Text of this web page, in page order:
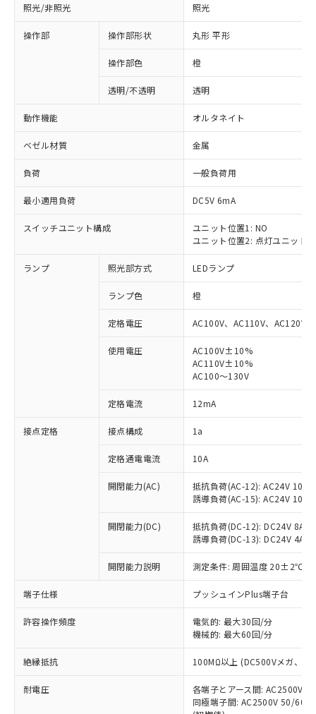
照光/非照光 照光
操作部 操作部形状 丸形 平形
操作部色 橙
透明/不透明 透明
動作機能 オルタネイト
ベゼル材質 金属
負荷 一般負荷用
最小適用負荷 DC5V 6mA
スイッチユニット構成
ユニット位置1: NO
ユニット位置2: 点灯ユニット
ランプ 照光部方式 LEDランプ
ランプ色 橙
定格電圧 AC100V、AC110V、AC120V
使用電圧
AC100V±10%
AC110V±10%
AC100～130V
定格電流 12mA
接点定格 接点構成 1a
定格通電電流 10A
開閉能力(AC)
抵抗負荷(AC-12): AC24V 10A/
誘導負荷(AC-15): AC24V
開閉能力(DC)
抵抗負荷(DC-12): DC24V 8A/
誘導負荷(DC-13): DC24V 4A/
開閉能力説明 測定条件: 周囲温度 20±2℃、
端子仕様 プッシュインPlus端子台
許容操作頻度
電気的: 最大30回/分
機械的: 最大60回/分
絶縁抵抗 100MΩ以上 (DC500Vメガ、点
耐電圧
各端子とアース間: AC2500V
同極端子間: AC2500V 50/
ご利用条件
以下の条件をお読みいただき、同意のうえ
本サービスは、当社制御機器事業取扱
商品の当社在庫状況および標準価格
(税抜)を提供させていただくもので
当社制御機器事業取扱商品の中には、
ことをご了承ください。
在庫状況および標準価格照会結果は、
記載している更新日時点での社内デー
タに基づき作成されるものであり、閲
覧された時点での実際の在庫および標
準価格とは異なる場合があることをご
対応済み：EU RoHS指令（10物質）の
非含有に対応した製品が提供可能な商品で
す。
対応予定：EU RoHS指令（10物質）の非含
有に対応した製品に切り替える予定のある
対応予定なし：EU RoHS指令（10物質）の
非含有に非対応の商品で、対応品を出す予
調査・確認中：EU RoHS指令（10物質）の
非含有の対応状況を調査中または確認中の
非該当品：ライセンス料など無形物で、有
害物質有無と関係のない商品です。
仕入先様の事情により、非含有部品として
いたものが、含有品と判明した場合などや
むを得ず変更することがあります。
*EU RoHS指令（10物質）：
鉛(Pb) 1000ppm以下、 水銀(Hg) 1000ppm以下、 カド
六価クロム(Cr(Ⅵ)) 1000ppm以下、ポリ臭化ビフェニル
類(PBB) 1000ppm以下、ポリ臭化ジフェニルエーテル類
「○」：最大均質材料含有率が中国RoHSの
基準値以下であることを示します。
「×」：最大均質材料含有率が中国RoHSの
基準値を超えていることを示します。
「－」：未確認です。当社販売部門へお問
*中国RoHS10物質の基準値 (GB/T26572)：
Pb(鉛) :1000ppm、 Hg(水銀) : 1000ppm、 Cd(カドミウ
Cr(Ⅵ)(六価クロム) : 1000ppm、 PBBs(ポリ臭化ビフェ
当社は、これら貴社製品のうち、外国
為替および外国貿易法に定める商品
または国外への提供する場合は、日本
国政府の輸出許可(または役務取引許
可)を取得するなどの必要な手続きを